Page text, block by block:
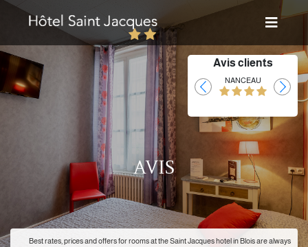
Avis clients
NANCEAU
AVIS
Best rates, prices and offers for rooms at the Saint Jacques hotel in Blois are always